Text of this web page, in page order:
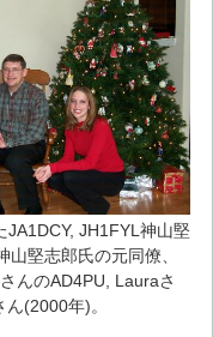
JH1FYL神山堅
堅志郎氏の元同僚、
んのAD4PU, Lauraさ
(2000年)。